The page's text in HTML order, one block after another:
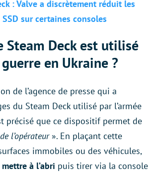
: Valve a discrètement réduit les
sur certaines consoles
Steam Deck est utilisé
en Ukraine ?
de l’agence de presse qui a
du Steam Deck utilisé par l’armée
précisé que ce dispositif permet de
l’opérateur». En plaçant cette
immobiles ou des véhicules,
à l’abri puis tirer via la console